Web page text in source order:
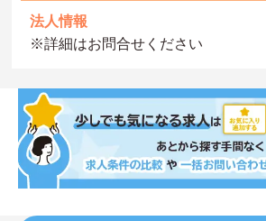
法人情報
※詳細はお問合せください